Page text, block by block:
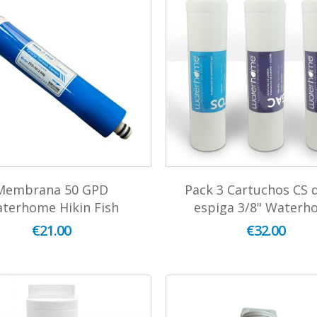
50 GPD
Hikin Fish
€21.00
Pack 3 Cartuchos CS
espiga 3/8"
€32.00